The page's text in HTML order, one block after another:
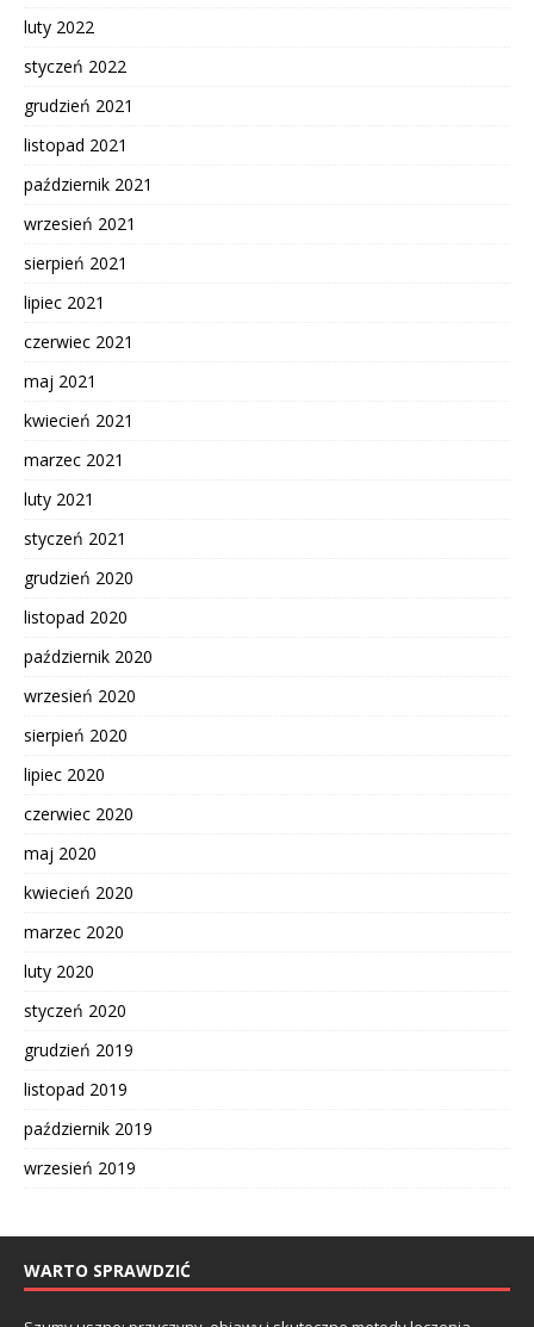
luty 2022
styczeń 2022
grudzień 2021
listopad 2021
październik 2021
wrzesień 2021
sierpień 2021
lipiec 2021
czerwiec 2021
maj 2021
kwiecień 2021
marzec 2021
luty 2021
styczeń 2021
grudzień 2020
listopad 2020
październik 2020
wrzesień 2020
sierpień 2020
lipiec 2020
czerwiec 2020
maj 2020
kwiecień 2020
marzec 2020
luty 2020
styczeń 2020
grudzień 2019
listopad 2019
październik 2019
wrzesień 2019
WARTO SPRAWDZIĆ